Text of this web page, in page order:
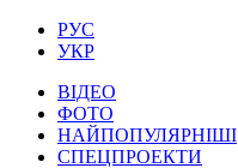
РУС
УКР
ВІДЕО
ФОТО
НАЙПОПУЛЯРНІШІ
СПЕЦПРОЕКТИ